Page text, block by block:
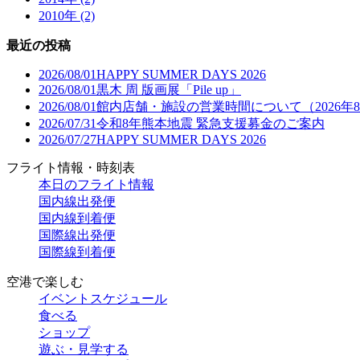
2010年 (2)
最近の投稿
2026/08/01HAPPY SUMMER DAYS 2026
2026/08/01黒木 周 版画展「Pile up」
2026/08/01館内店舗・施設の営業時間について（2026年8
2026/07/31令和8年熊本地震 緊急支援募金のご案内
2026/07/27HAPPY SUMMER DAYS 2026
フライト情報・時刻表
本日のフライト情報
国内線出発便
国内線到着便
国際線出発便
国際線到着便
空港で楽しむ
イベントスケジュール
食べる
ショップ
遊ぶ・見学する